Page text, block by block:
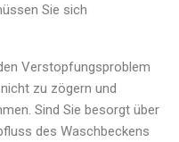
Sie sich
Verstopfungsproblem
zu zögern und
Sind Sie besorgt über
des Waschbeckens